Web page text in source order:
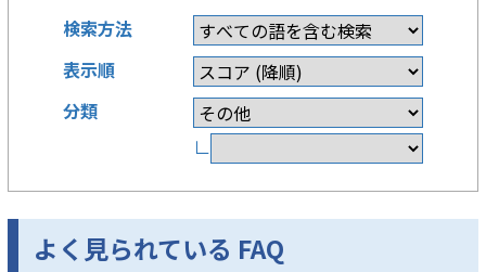
検索方法
表示順
分類
∟
よく見られている FAQ